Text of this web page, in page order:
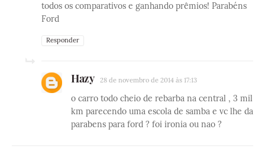
todos os comparativos e ganhando prêmios! Parabéns
Ford
Responder
Hazy 28 de novembro de 2014 às 17:13
o carro todo cheio de rebarba na central , 3 mil
km parecendo uma escola de samba e vc lhe da
parabens para ford ? foi ironia ou nao ?